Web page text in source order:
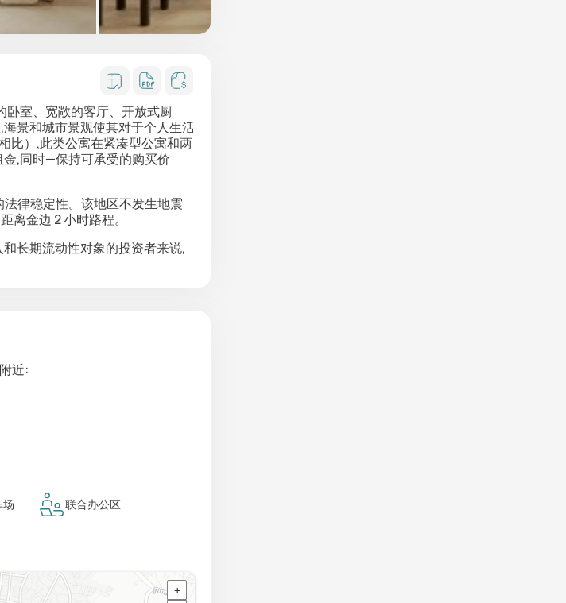
卧室、宽敞的客厅、开放式厨
景和城市景观使其对于个人生活
比）,此类公寓在紧凑型公寓和两
,同时—保持可承受的购买价
律稳定性。该地区不发生地震
金边 2 小时路程。
长期流动性对象的投资者来说,
近:
场 联合办公区
+